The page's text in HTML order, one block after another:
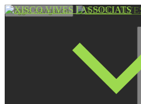
Toggle navigation